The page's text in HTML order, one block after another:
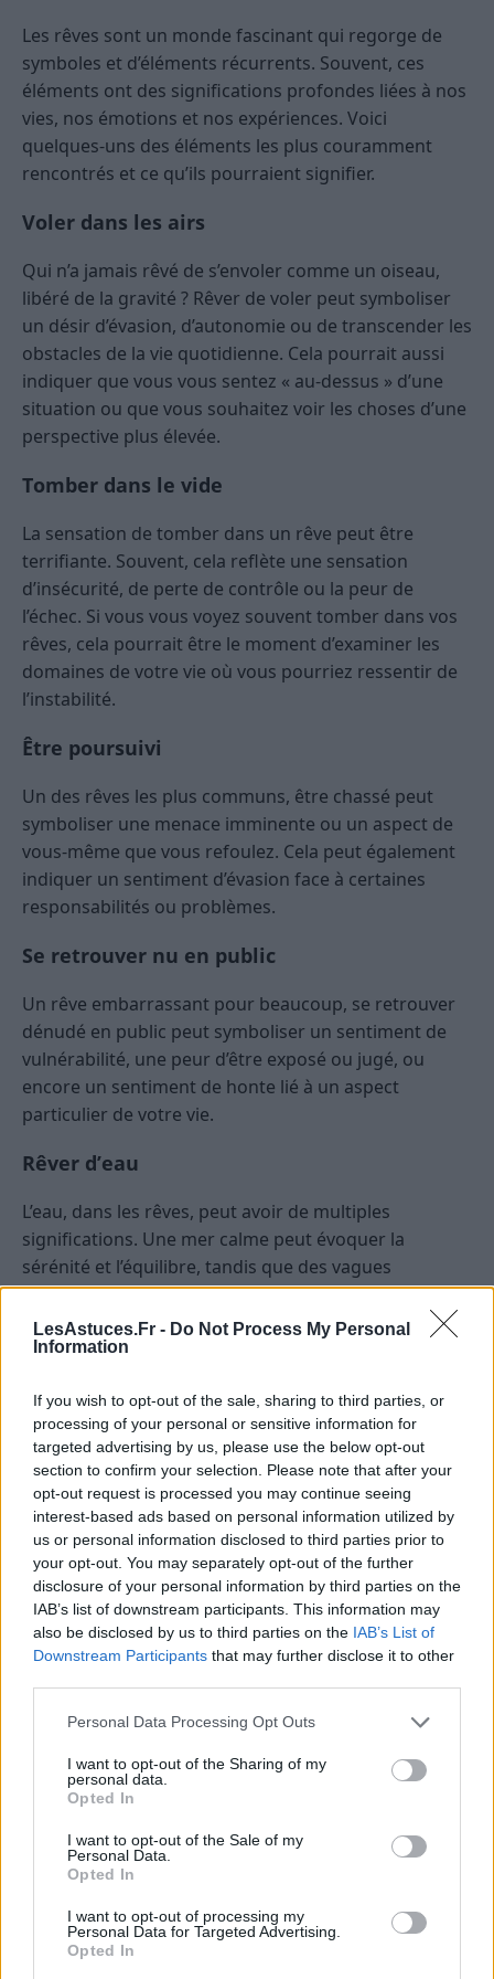
LesAstuces.Fr - Do Not Process My Personal
Information
If you wish to opt-out of the sale, sharing to third parties, or
processing of your personal or sensitive information for
targeted advertising by us, please use the below opt-out
section to confirm your selection. Please note that after your
opt-out request is processed you may continue seeing
interest-based ads based on personal information utilized by
us or personal information disclosed to third parties prior to
your opt-out. You may separately opt-out of the further
disclosure of your personal information by third parties on the
IAB’s list of downstream participants. This information may
also be disclosed by us to third parties on the IAB’s List of
Downstream Participants that may further disclose it to other
Personal Data Processing Opt Outs
I want to opt-out of the Sharing of my
personal data.
Opted In
I want to opt-out of the Sale of my
Personal Data.
Opted In
I want to opt-out of processing my
Personal Data for Targeted Advertising.
Opted In
Les rêves sont un monde fascinant qui regorge de
symboles et d’éléments récurrents. Souvent, ces
éléments ont des significations profondes liées à nos
vies, nos émotions et nos expériences. Voici
quelques-uns des éléments les plus couramment
rencontrés et ce qu’ils pourraient signifier.
Voler dans les airs
Qui n’a jamais rêvé de s’envoler comme un oiseau,
libéré de la gravité ? Rêver de voler peut symboliser
un désir d’évasion, d’autonomie ou de transcender les
obstacles de la vie quotidienne. Cela pourrait aussi
indiquer que vous vous sentez « au-dessus » d’une
situation ou que vous souhaitez voir les choses d’une
perspective plus élevée.
Tomber dans le vide
La sensation de tomber dans un rêve peut être
terrifiante. Souvent, cela reflète une sensation
d’insécurité, de perte de contrôle ou la peur de
l’échec. Si vous vous voyez souvent tomber dans vos
rêves, cela pourrait être le moment d’examiner les
domaines de votre vie où vous pourriez ressentir de
l’instabilité.
Être poursuivi
Un des rêves les plus communs, être chassé peut
symboliser une menace imminente ou un aspect de
vous-même que vous refoulez. Cela peut également
indiquer un sentiment d’évasion face à certaines
responsabilités ou problèmes.
Se retrouver nu en public
Un rêve embarrassant pour beaucoup, se retrouver
dénudé en public peut symboliser un sentiment de
vulnérabilité, une peur d’être exposé ou jugé, ou
encore un sentiment de honte lié à un aspect
particulier de votre vie.
Rêver d’eau
L’eau, dans les rêves, peut avoir de multiples
significations. Une mer calme peut évoquer la
sérénité et l’équilibre, tandis que des vagues
tumultueuses peuvent signifier des émotions
refoulées ou des défis à affronter.
Les serpents, malgré leur mauvaise réputation dans
certains rêves, ne sont pas toujours négatifs. Ils
peuvent symboliser la transformation, le renouveau,
mais aussi la trahison ou une menace cachée.
Les rêves prémonitoires : mythe ou
réalité ?
L’idée que certains rêves peuvent prédire l’avenir est
fascinante. Bien que certaines personnes prétendent
avoir eu desrêves prémonitoires, il n’existe aucune
preuve scientifique solide à ce sujet. Toutefois,
anticiper certaines situations en mettant en lumière
nos intuitions profondes.
Les outils pour décrypter ses rêves
d’interpréter ses rêves, il existe plusieurs outils :